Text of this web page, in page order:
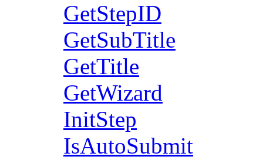
GetStepID
GetSubTitle
GetTitle
GetWizard
InitStep
IsAutoSubmit